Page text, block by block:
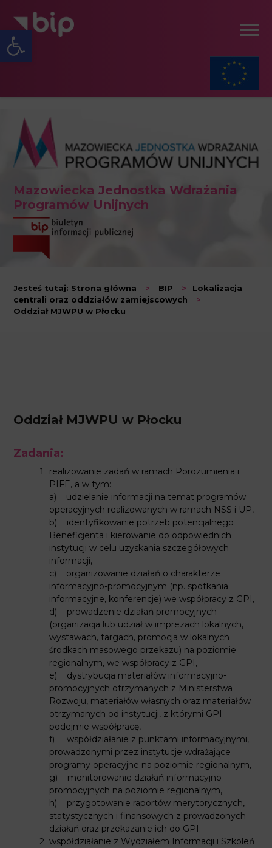
Open toolbar
Mazowiecka Jednostka Wdrażania
Programów Unijnych
Jesteś tutaj: Strona główna > BIP >
Lokalizacja
centrali oraz oddziałów zamiejscowych
>
Oddział MJWPU w Płocku
Oddział MJWPU w Płocku
Zadania:
realizowanie zadań w ramach Porozumienia i
PIFE, a w tym:
a) udzielanie informacji na temat programów
operacyjnych realizowanych w ramach NSS i UP,
b) identyfikowanie potrzeb potencjalnego
Beneficjenta i kierowanie do odpowiednich
instytucji w celu uzyskania szczegółowych
informacji,
c) organizowanie działań o charakterze
informacyjno-promocyjnym (np. spotkania
informacyjne, konferencje) we współpracy z GPI,
d) prowadzenie działań promocyjnych
(organizacja lub udział w imprezach lokalnych,
wystawach, targach, promocja w lokalnych
środkach masowego przekazu) na poziomie
regionalnym, we współpracy z GPI,
e) dystrybucja materiałów informacyjno-
promocyjnych otrzymanych z Ministerstwa
Rozwoju, materiałów własnych oraz materiałów
otrzymanych od instytucji, z którymi GPI
podejmie współpracę,
f) współdziałanie z punktami informacyjnymi,
prowadzonymi przez instytucje wdrażające
programy operacyjne na poziomie regionalnym,
g) monitorowanie działań informacyjno-
promocyjnych na poziomie regionalnym,
h) przygotowanie raportów merytorycznych,
statystycznych i finansowych z prowadzonych
działań oraz przekazanie ich do GPI;
współdziałanie z Wydziałem Informacji i Szkoleń